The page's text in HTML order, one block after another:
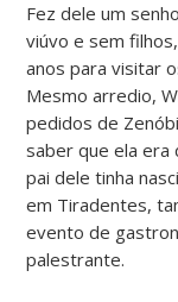
Fez dele um
viúvo e sem
anos para visitar
Mesmo arredio,
pedidos de
saber que ela era
pai dele tinha
em Tiradentes,
evento de
palestrante.